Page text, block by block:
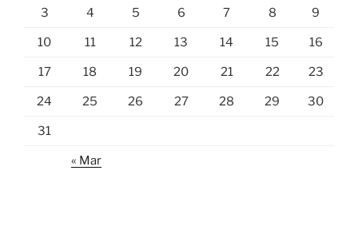
3 4 5 6 7 8 9
10 11 12 13 14 15 16
17 18 19 20 21 22 23
24 25 26 27 28 29 30
31
« Mar